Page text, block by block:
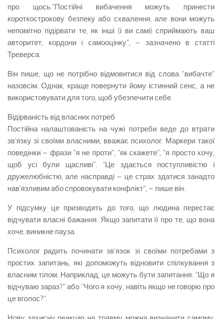
про щось.”Постійні вибачення можуть принести
короткострокову безпеку або схвалення, але вони можуть
непомітно підірвати те, як інші (і ви самі) сприймають ваш
авторитет, кордони і самооцінку”, – зазначено в статті
Треверса.
Він пише, що не потрібно відмовитися від слова “вибачте”
назовсім. Однак, краще повернути йому істинний сенс, а не
використовувати для того, щоб убезпечити себе.
Відірваність від власних потреб
Постійна налаштованість на чужі потреби веде до втрати
зв’язку зі своїми власними, вважає психолог. Маркери такої
поведінки – фрази “я не проти”, “як скажете”, “я просто хочу,
щоб усі були щасливі”. “Це здається поступливістю і
дружелюбністю, але насправді – це страх здатися занадто
нав’язливим або спровокувати конфлікт”, – пише він.
У підсумку це призводить до того, що людина перестає
відчувати власні бажання. Якщо запитати її про те, що вона
хоче, виникне пауза.
Психолог радить починати зв’язок зі своїми потребами з
простих запитань, які допоможуть відновити спілкування з
власним тілом. Наприклад, це можуть бути запитання: “Що я
відчуваю зараз?” або “Чого я хочу, навіть якщо не говорю про
це вголос?”.